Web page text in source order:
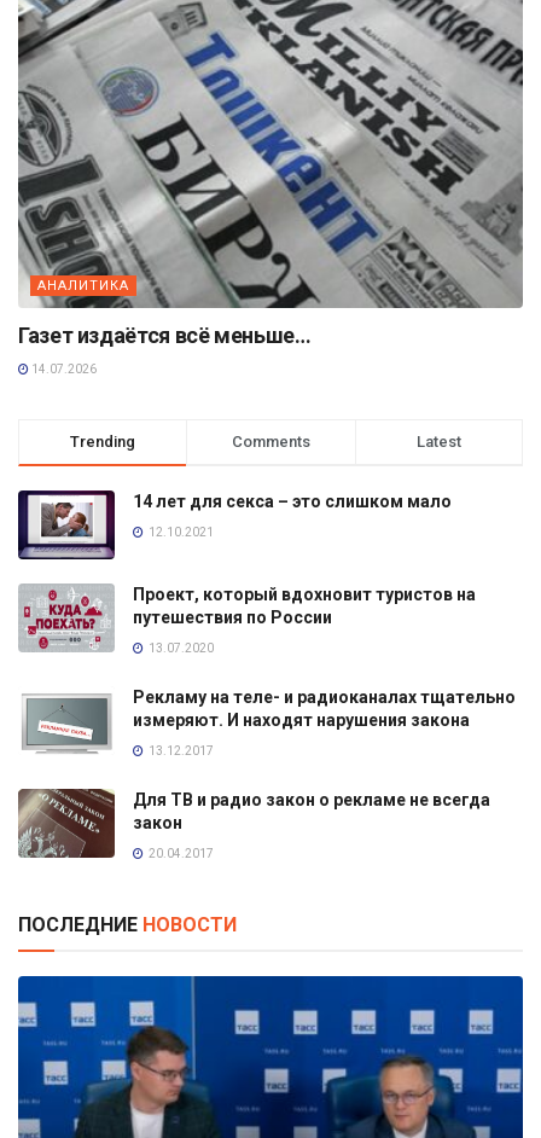
АНАЛИТИКА
Газет издаётся всё меньше…
14.07.2026
Trending Comments Latest
14 лет для секса – это слишком мало
12.10.2021
Проект, который вдохновит туристов на
путешествия по России
13.07.2020
Рекламу на теле- и радиоканалах тщательно
измеряют. И находят нарушения закона
13.12.2017
Для ТВ и радио закон о рекламе не всегда
закон
20.04.2017
ПОСЛЕДНИЕ НОВОСТИ